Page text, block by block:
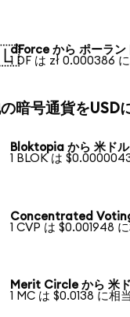
dForce から ポーラン
1 DF は zł 0.000386
暗号通貨をUSD
Bloktopia から 米ドル
1 BLOK は
Concentrated
1 CVP は $0.001948
Merit Circle から 米
1 MC は $0.0138 に相当